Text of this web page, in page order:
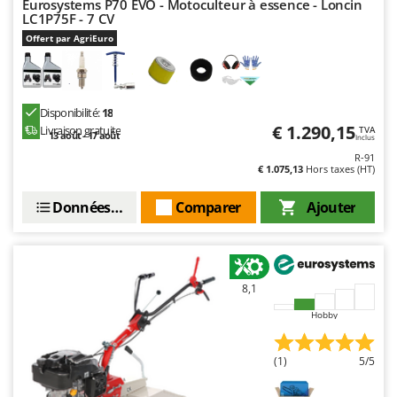
Stiga
Stocker
Sunseeker
T
Tecla
TecnoGen
Trev - Abrek - TecnoVIR
Trotec
Eurosystems P70 EVO - Motoculteur à essence - Loncin
LC1P75F - 7 CV
Offert par AgriEuro
Disponibilité:18
Livraison gratuite
13 août - 17 août € 1.290,15 TVA
Inclus
R-91
€ 1.075,13 Hors taxes (HT)
Ajouter
Comparer
Données techniques
8,1
Hobby
(1) 5/5